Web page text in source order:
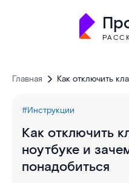
Главная
Как отключить
#Инструкции
Как отключить
ноутбуке и
понадобиться